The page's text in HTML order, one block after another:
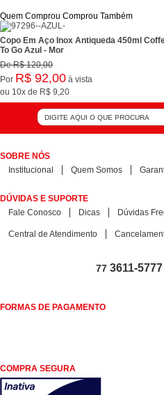
Quem Comprou Comprou Também
Copo Em Aço Inox Antiqueda 450ml
To Go Azul - Mor
DeR$ 120,00
Por R$ 92,00 à vista
ou 10x de R$ 9,20
SOBRE NÓS
Institucional
Quem Somos
DÚVIDAS E SUPORTE
Fale Conosco
Dicas Dúvidas
Central de Atendimento
77 3611-
FORMAS DE PAGAMENTO
COMPRA SEGURA